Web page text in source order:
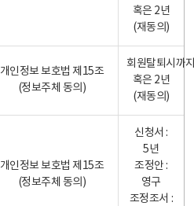
혹은 2년
(재동의)
개인정보 보호법 제15조
(정보주체 동의)
회원탈퇴시까
혹은 2년
(재동의)
개인정보 보호법 제15조
(정보주체 동의)
신청서 :
5년
조정안 :
영구
조정조서 :